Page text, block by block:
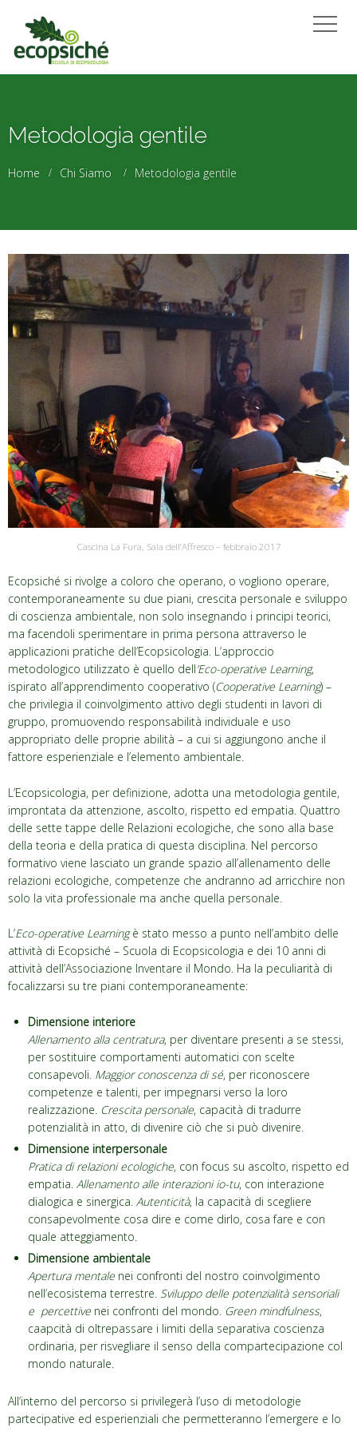
Metodologia gentile
Home Chi Siamo Metodologia gentile
Cascina La Fura, Sala dell’Affresco – febbraio 2017
Ecopsiché si rivolge a coloro che operano, o vogliono operare,
contemporaneamente su due piani, crescita personale e sviluppo
di coscienza ambientale, non solo insegnando i principi teorici,
ma facendoli sperimentare in prima persona attraverso le
applicazioni pratiche dell’Ecopsicologia. L’approccio
metodologico utilizzato è quello dell’Eco-operative Learning,
ispirato all’apprendimento cooperativo (Cooperative Learning) –
che privilegia il coinvolgimento attivo degli studenti in lavori di
gruppo, promuovendo responsabilità individuale e uso
appropriato delle proprie abilità – a cui si aggiungono anche il
fattore esperienziale e l’elemento ambientale.
L’Ecopsicologia, per definizione, adotta una metodologia gentile,
improntata da attenzione, ascolto, rispetto ed empatia. Quattro
delle sette tappe delle Relazioni ecologiche, che sono alla base
della teoria e della pratica di questa disciplina. Nel percorso
formativo viene lasciato un grande spazio all’allenamento delle
relazioni ecologiche, competenze che andranno ad arricchire non
solo la vita professionale ma anche quella personale.
L’Eco-operative Learningè stato messo a punto nell’ambito delle
attività di Ecopsiché – Scuola di Ecopsicologia e dei 10 anni di
attività dell’Associazione Inventare il Mondo. Ha la peculiarità di
focalizzarsi su tre piani contemporaneamente:
Dimensione interiore
Allenamento alla centratura, per diventare presenti a se stessi,
per sostituire comportamenti automatici con scelte
consapevoli. Maggior conoscenza di sé, per riconoscere
competenze e talenti, per impegnarsi verso la loro
realizzazione. Crescita personale, capacità di tradurre
potenzialità in atto, di divenire ciò che si può divenire.
Dimensione interpersonale
Pratica di relazioni ecologiche, con focus su ascolto, rispetto ed
empatia. Allenamento alle interazioni io-tu, con interazione
dialogica e sinergica. Autenticità, la capacità di scegliere
consapevolmente cosa dire e come dirlo, cosa fare e con
quale atteggiamento.
Dimensione ambientale
Apertura mentale nei confronti del nostro coinvolgimento
nell’ecosistema terrestre. Sviluppo delle potenzialità sensoriali
e percettive nei confronti del mondo. Green mindfulness,
caapcità di oltrepassare i limiti della separativa coscienza
ordinaria, per risvegliare il senso della compartecipazione col
mondo naturale.
All’interno del percorso si privilegerà l’uso di metodologie
partecipative ed esperienziali che permetteranno l’emergere e lo